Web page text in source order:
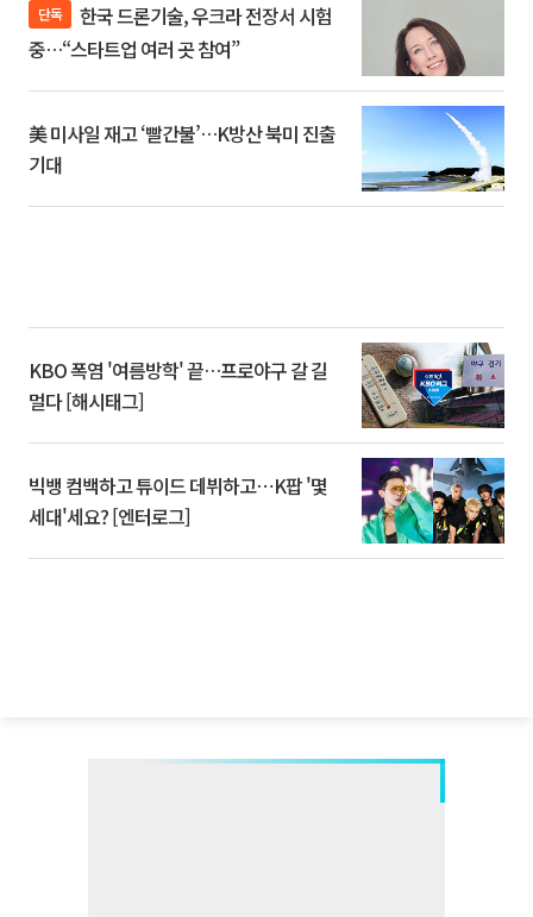
단독
중…“스타트업 여러 곳 참여”
美 미사일 재고 ‘빨간불’…K방산 북미 진출
기대
KBO 폭염 '여름방학' 끝…프로야구 갈 길
멀다 [해시태그]
빅뱅 컴백하고 튜이드 데뷔하고⋯K팝 '몇
세대'세요? [엔터로그]